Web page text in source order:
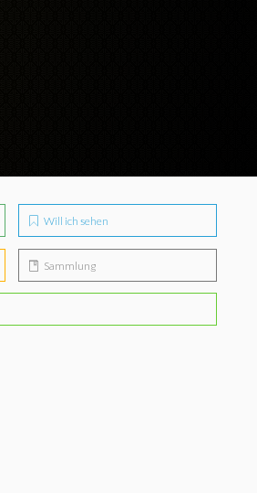
Will ich sehen
Sammlung